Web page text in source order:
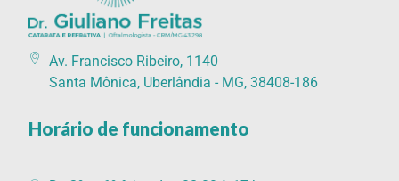
Av. Francisco Ribeiro, 1140
Santa Mônica, Uberlândia - MG, 38408-186
Horário de funcionamento